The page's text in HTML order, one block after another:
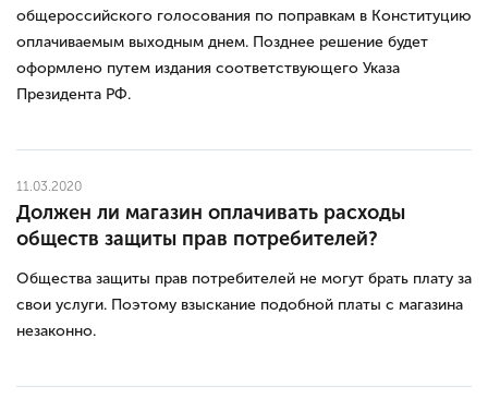
общероссийского голосования по поправкам в Конституцию
оплачиваемым выходным днем. Позднее решение будет
оформлено путем издания соответствующего Указа
Президента РФ.
11.03.2020
Должен ли магазин оплачивать расходы
обществ защиты прав потребителей?
Общества защиты прав потребителей не могут брать плату за
свои услуги. Поэтому взыскание подобной платы с магазина
незаконно.